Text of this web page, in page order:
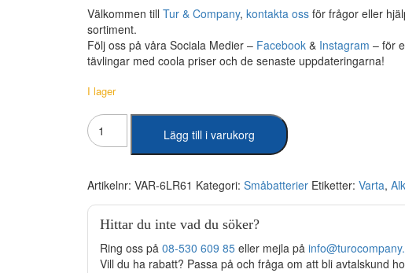
Välkommen till Tur & Company, kontakta ossför frågor eller
sortiment.
Följ oss på våra Sociala Medier – Facebook& Instagram – för
tävlingar med coola priser och de senaste uppdateringarna!
I lager
Varta
-
Longlife
9V
mängd
Lägg till i varukorg
Artikelnr: VAR-6LR61 Kategori: Småbatterier Etiketter: Varta,
Hittar du inte vad du söker?
Ring oss på 08-530 609 85eller mejla på
Vill du ha rabatt? Passa på och fråga om att bli avtalskund